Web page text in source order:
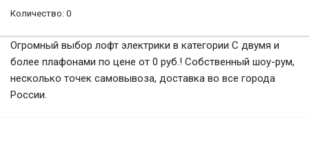
Количество: 0
Огромный выбор лофт электрики в категории С двумя и
более плафонами по цене от 0 руб.! Собственный шоу-рум,
несколько точек самовывоза, доставка во все города
России.